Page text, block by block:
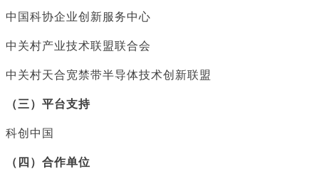
中国科协企业创新服务中心
中关村产业技术联盟联合会
中关村天合宽禁带半导体技术创新联盟
（三）平台支持
科创中国
（四）合作单位